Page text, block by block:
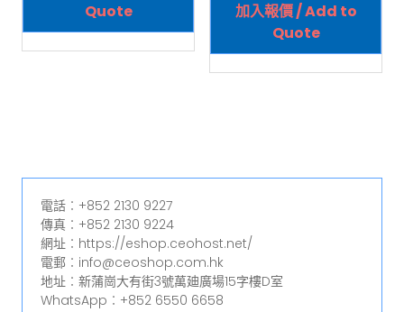
Quote
加入報價 / Add to
Quote
電話︰+852 2130 9227
傳真︰+852 2130 9224
網址︰https://eshop.ceohost.net/
電郵︰info@ceoshop.com.hk
地址︰新蒲崗大有街3號萬廸廣場15字樓D室
WhatsApp︰+852 6550 6658